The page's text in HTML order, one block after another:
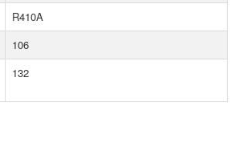
R410A
106
132